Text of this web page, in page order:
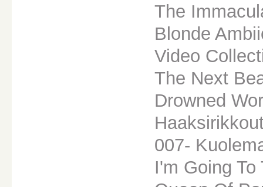
The
Blonde
Video
The Next
Drowned
007-
I'm Going